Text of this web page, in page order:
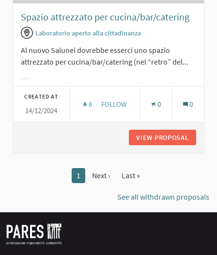
Spazio attrezzato per cucina/bar/catering
Laboratorio aperto alla cittadinanza
Al nuovo Salunei dovrebbe esserci uno spazio
attrezzato per cucina/bar/catering (nel “retro” del...
CREATED AT
14/12/2024
8 8 FOLLOWERS
FOLLOW 0 0
VIEW PROPOSAL
1 Next › Last »
See all withdrawn proposals